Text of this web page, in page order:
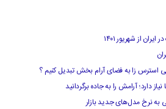
از شهریور ۱۴۰۱
استرس زا به فضای آرام بخش تبدیل کنیم ؟
دارد؛ آرامش را به جاده برگردانید
به نرخ مدل‌های جدید بازار